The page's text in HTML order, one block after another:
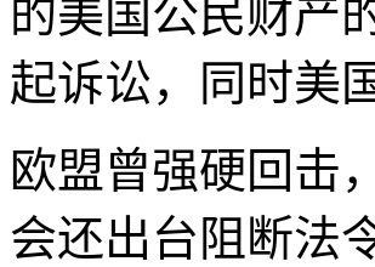
的美国公民财产
起诉讼，同时美
欧盟曾强硬回击
会还出台阻断法